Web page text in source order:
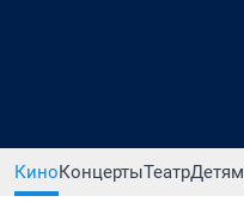
КиноКонцертыТеатрДетям